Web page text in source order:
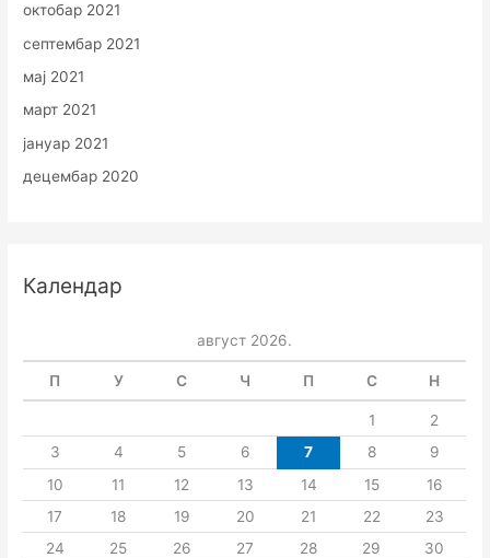
октобар 2021
септембар 2021
мај 2021
март 2021
јануар 2021
децембар 2020
Календар
август 2026.
П У С Ч П С Н
1
2
3
4 5 6 7 8
9
10
11 12 13 14 15
16
17
18 19 20 21 22
23
24
25 26 27 28 29
30